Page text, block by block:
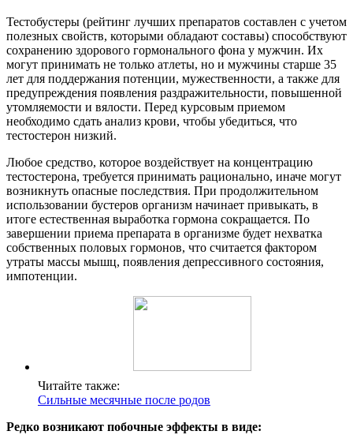
Тестобустеры (рейтинг лучших препаратов составлен с учетом
полезных свойств, которыми обладают составы) способствуют
сохранению здорового гормонального фона у мужчин. Их
могут принимать не только атлеты, но и мужчины старше 35
лет для поддержания потенции, мужественности, а также для
предупреждения появления раздражительности, повышенной
утомляемости и вялости. Перед курсовым приемом
необходимо сдать анализ крови, чтобы убедиться, что
тестостерон низкий.
Любое средство, которое воздействует на концентрацию
тестостерона, требуется принимать рационально, иначе могут
возникнуть опасные последствия. При продолжительном
использовании бустеров организм начинает привыкать, в
итоге естественная выработка гормона сокращается. По
завершении приема препарата в организме будет нехватка
собственных половых гормонов, что считается фактором
утраты массы мышц, появления депрессивного состояния,
импотенции.
Читайте также:
Сильные месячные после родов
Редко возникают побочные эффекты в виде: